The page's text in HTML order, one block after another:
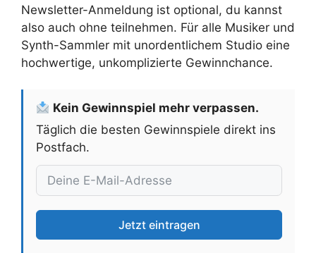
Newsletter-Anmeldung ist optional, du kannst
also auch ohne teilnehmen. Für alle Musiker und
Synth-Sammler mit unordentlichem Studio eine
hochwertige, unkomplizierte Gewinnchance.
Kein Gewinnspiel mehr verpassen.
Täglich die besten Gewinnspiele direkt ins
Postfach.
Jetzt eintragen